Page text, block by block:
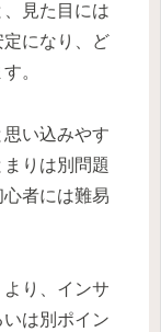
見た目には
になり、ど
。
い込みやす
りは別問題
者には難易
り、インサ
は別ポイン